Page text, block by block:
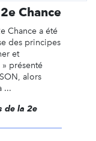
Chance
Chance a été
des principes
et
présenté
alors
...
de la 2e